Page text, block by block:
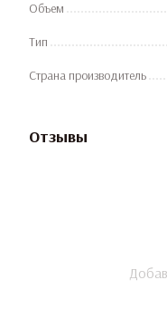
Объем
Тип
Страна производитель
Отзывы